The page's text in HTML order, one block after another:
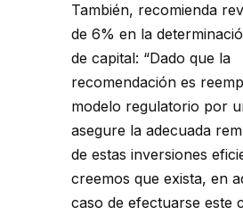
También, recomienda
de 6% en la
de capital: “Dado que la
recomendación es
modelo regulatorio por
asegure la adecuada
de estas inversiones
creemos que exista, en
caso de efectuarse este